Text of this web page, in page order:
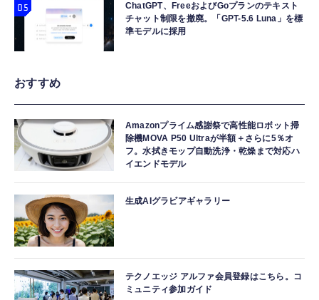
ChatGPT、FreeおよびGoプランのテキスト
チャット制限を撤廃。「GPT-5.6 Luna」を標
準モデルに採用
おすすめ
Amazonプライム感謝祭で高性能ロボット掃
除機MOVA P50 Ultraが半額＋さらに5％オ
フ。水拭きモップ自動洗浄・乾燥まで対応ハ
イエンドモデル
生成AIグラビアギャラリー
テクノエッジ アルファ会員登録はこちら。コ
ミュニティ参加ガイド